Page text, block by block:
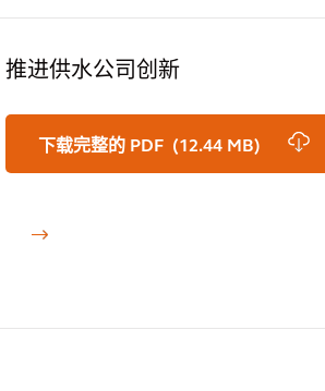
推进供水公司创新
下载完整的 PDF (12.44 MB)